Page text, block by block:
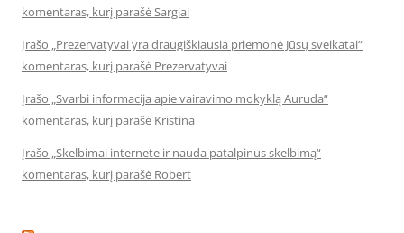
komentaras, kurį parašė Sargiai
Įrašo „Prezervatyvai yra draugiškiausia priemonė Jūsų sveikatai“
komentaras, kurį parašė Prezervatyvai
Įrašo „Svarbi informacija apie vairavimo mokyklą Auruda“
komentaras, kurį parašė Kristina
Įrašo „Skelbimai internete ir nauda patalpinus skelbimą“
komentaras, kurį parašė Robert